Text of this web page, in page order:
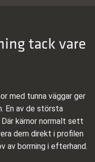
tack vare
med tunna väggar ger
En av de största
kärnor normalt sett
dem direkt i profilen
av borrning i efterhand.